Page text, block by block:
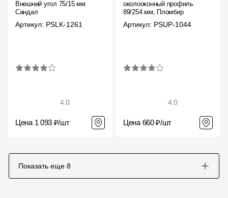
Внешний угол 75/15 мм
Сандал
Артикул: PSLK-1261
4.0
Цена 1 093 ₽/шт
околооконный профиль
89/254 мм, Пломбир
Артикул: PSUP-1044
4.0
Цена 660 ₽/шт
Показать еще 8